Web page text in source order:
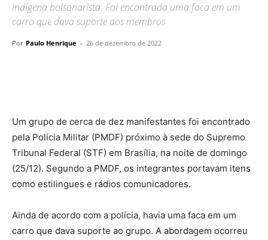
indígena bolsonarista. Foi encontrada uma faca em um
carro que dava suporte aos membros
Por Paulo Henrique - 26 de dezembro de 2022
Um grupo de cerca de dez manifestantes foi encontrado
pela Polícia Militar (PMDF) próximo à sede do Supremo
Tribunal Federal (STF) em Brasília, na noite de domingo
(25/12). Segundo a PMDF, os integrantes portavam itens
como estilingues e rádios comunicadores.
Ainda de acordo com a polícia, havia uma faca em um
carro que dava suporte ao grupo. A abordagem ocorreu